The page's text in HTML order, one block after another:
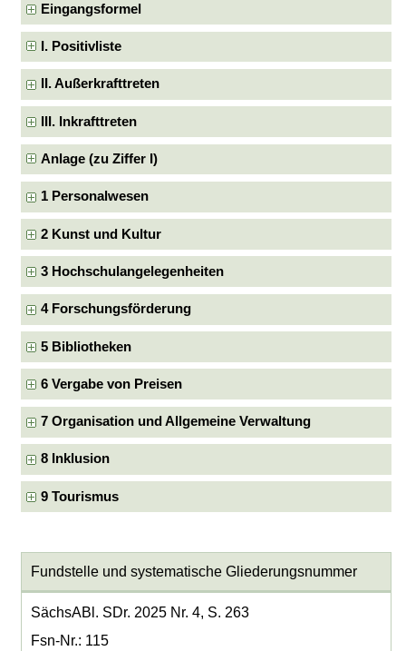
Eingangsformel
I. Positivliste
II. Außerkrafttreten
III. Inkrafttreten
Anlage (zu Ziffer I)
1 Personalwesen
2 Kunst und Kultur
3 Hochschulangelegenheiten
4 Forschungsförderung
5 Bibliotheken
6 Vergabe von Preisen
7 Organisation und Allgemeine Verwaltung
8 Inklusion
9 Tourismus
Fundstelle und systematische Gliederungsnummer
SächsABl. SDr. 2025 Nr. 4, S. 263
Fsn-Nr.: 115